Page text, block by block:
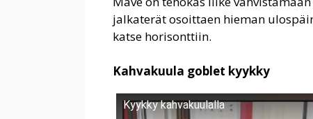
jalkaterät osoittaen hieman
katse horisonttiin.
Kahvakuula goblet kyykky
Kyykky kahvakuulalla